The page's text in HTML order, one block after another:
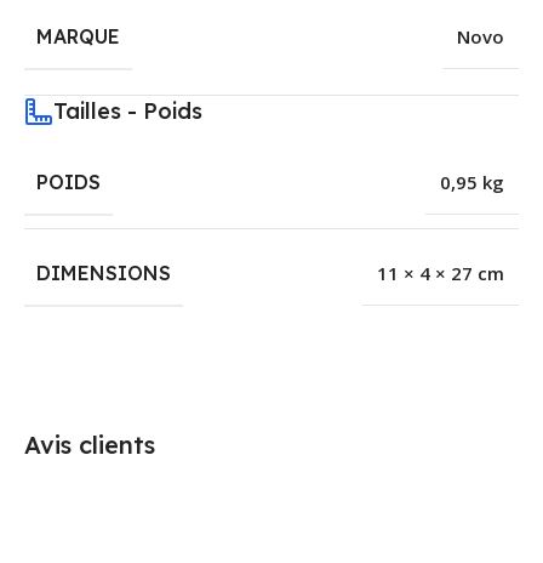
MARQUE Novo
Tailles - Poids
POIDS 0,95 kg
DIMENSIONS 11 × 4 × 27 cm
Avis clients